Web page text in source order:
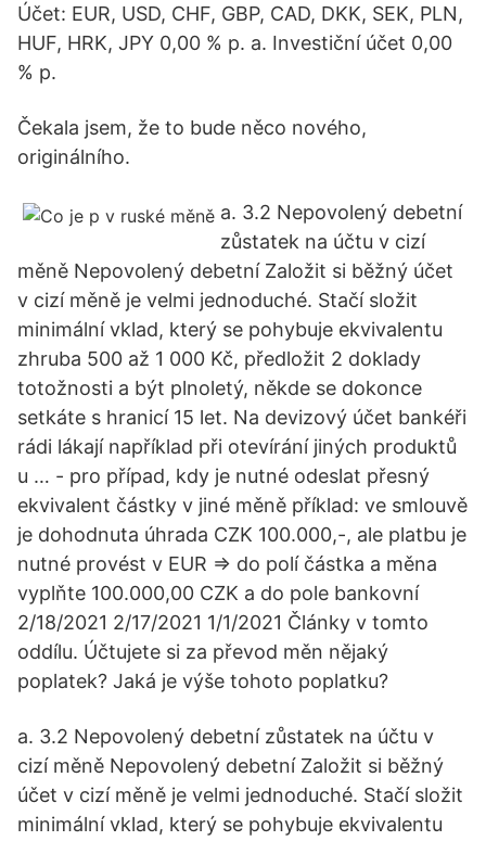
Účet: EUR, USD, CHF, GBP, CAD, DKK, SEK, PLN,
HUF, HRK, JPY 0,00 % p. a. Investiční účet 0,00
% p.
Čekala jsem, že to bude něco nového,
originálního.
a. 3.2 Nepovolený debetní
zůstatek na účtu v cizí
měně Nepovolený debetní Založit si běžný účet
v cizí měně je velmi jednoduché. Stačí složit
minimální vklad, který se pohybuje ekvivalentu
zhruba 500 až 1 000 Kč, předložit 2 doklady
totožnosti a být plnoletý, někde se dokonce
setkáte s hranicí 15 let. Na devizový účet bankéři
rádi lákají například při otevírání jiných produktů
u … - pro případ, kdy je nutné odeslat přesný
ekvivalent částky v jiné měně příklad: ve smlouvě
je dohodnuta úhrada CZK 100.000,-, ale platbu je
nutné provést v EUR => do polí částka a měna
vyplňte 100.000,00 CZK a do pole bankovní
2/18/2021 2/17/2021 1/1/2021 Články v tomto
oddílu. Účtujete si za převod měn nějaký
poplatek? Jaká je výše tohoto poplatku?
a. 3.2 Nepovolený debetní zůstatek na účtu v
cizí měně Nepovolený debetní Založit si běžný
účet v cizí měně je velmi jednoduché. Stačí složit
minimální vklad, který se pohybuje ekvivalentu